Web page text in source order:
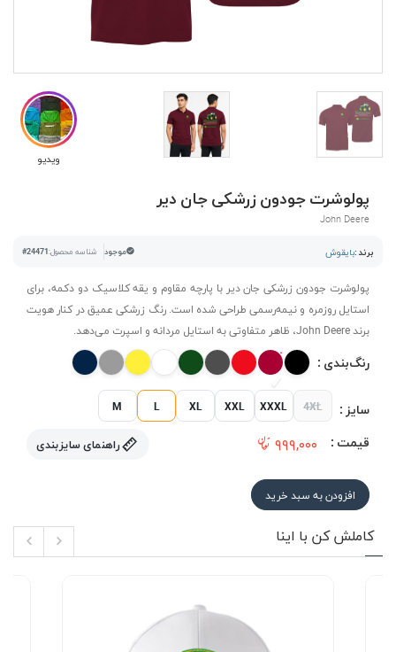
ویدیو
پولوشرت جودون زرشکی جان دیر
John Deere
برند :بایقوش موجود شناسه محصول:#24471
پولوشرت جودون زرشکی جان دیر با پارچه مقاوم و یقه کلاسیک دو دکمه، برای
استایل روزمره و نیمه‌رسمی طراحی شده است. رنگ زرشکی عمیق در کنار هویت
برند John Deere، ظاهر متفاوتی به استایل مردانه و اسپرت می‌دهد.
رنگ‌بندی :
سایز : M L XL XXL XXXL 4XL
قیمت : ۹۹۹,۰۰۰ راهنمای سایزبندی
افزودن به سبد خرید
کاملش کن با اینا